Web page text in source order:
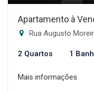
Apartamento à
Rua Augusto Moreira
2 Quartos 1
Mais informações